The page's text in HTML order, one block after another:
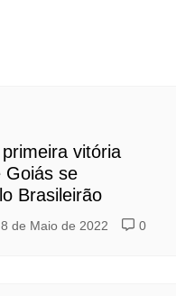
vitória
Goiás se
Brasileirão
8 de Maio de 2022 0